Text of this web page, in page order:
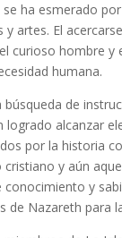
ha esmerado
y artes. El
curioso hombre
humana.
de
logrado alcanzar
por la historia
y aún
y
de Nazareth para